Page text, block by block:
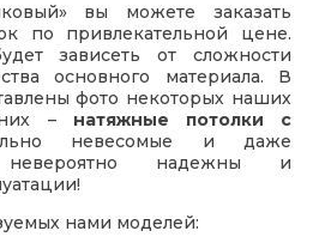
вы можете заказать
по привлекательной цене.
зависеть от сложности
основного материала. В
фото некоторых наших
– натяжные потолки с
невесомые и даже
надежны и
нами моделей: